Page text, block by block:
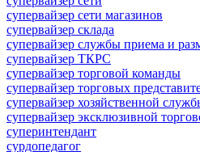
супервайзер сети магазинов
супервайзер склада
супервайзер службы приема и
супервайзер ТКРС
супервайзер торговой команды
супервайзер торговых
супервайзер хозяйственной
супервайзер эксклюзивной
суперинтендант
сурдопедагог